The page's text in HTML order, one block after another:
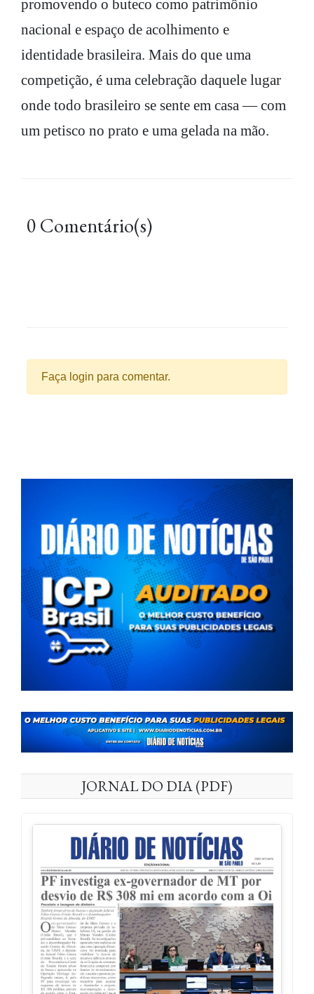
promovendo o buteco como patrimônio
nacional e espaço de acolhimento e
identidade brasileira. Mais do que uma
competição, é uma celebração daquele lugar
onde todo brasileiro se sente em casa — com
um petisco no prato e uma gelada na mão.
0 Comentário(s)
Faça login para comentar.
JORNAL DO DIA (PDF)